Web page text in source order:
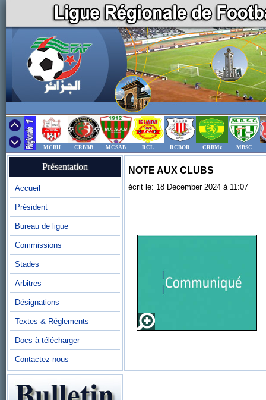
MCBH CRBBB MCSAB RCL RCBOR CRBMz MBSC
Présentation
Accueil
Président
Bureau de ligue
Commissions
Stades
Arbitres
Désignations
Textes & Réglements
Docs à télécharger
Contactez-nous
NOTE AUX CLUBS
écrit le: 18 December 2024 à 11:07